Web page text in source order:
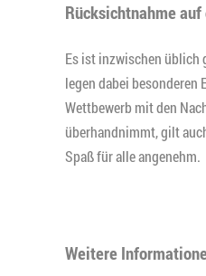
Rücksichtnahme
Es ist inzwischen üblich
legen dabei besonderen
Wettbewerb mit den
überhandnimmt, gilt
Spaß für alle angenehm.
Weitere